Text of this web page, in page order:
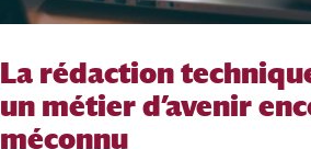
La rédaction
un métier d’avenir
méconnu